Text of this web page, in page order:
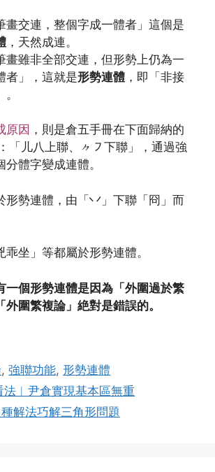
畫交連，整個字成一體者」這個是
，天然成連。
畫雖非全部交連，但形勢上仍為一
者」，這就是形勢連體 ，即「非接
原因 ，則是倉五手冊在下面歸納的
「儿八上聯、
⺈ ㇇下聯」，通過強
體字變成連體。
形勢連體，由「丷」下聯「冏」而
坐」等都屬於形勢連體。
一個形勢連體是因為「外圍過於繁
圍繁複論」絶對是錯誤的。
,強聯功能, 形勢連體
︱尹倉實現基本區無重
種解法巧解三角形問題